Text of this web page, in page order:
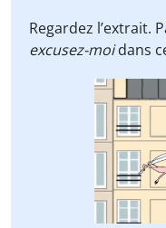
Regardez l’extrait.
excusez-moidans
Video
Player